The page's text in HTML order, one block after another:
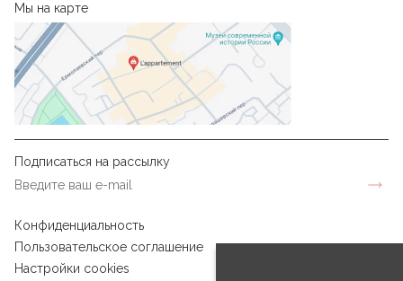
Мы на карте
Подписаться на рассылку
Конфиденциальность
Пользовательское соглашение
Настройки cookies